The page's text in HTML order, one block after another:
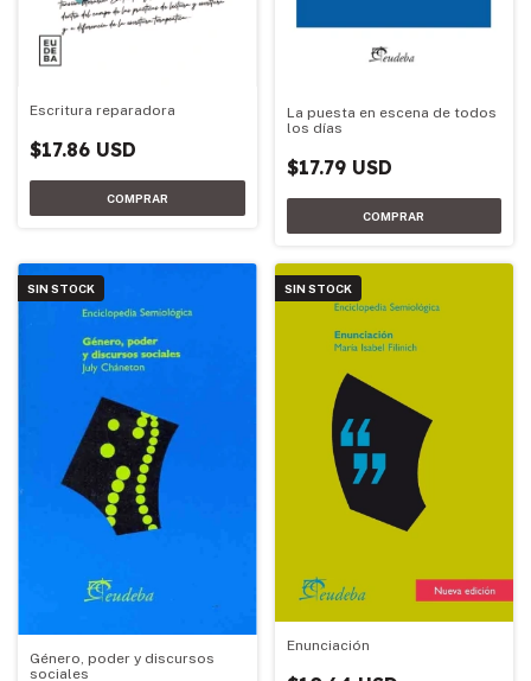
Escritura reparadora
$17.86 USD
La puesta en escena de todos
los días
$17.79 USD
SIN STOCK
Género, poder y discursos
sociales
SIN STOCK
Enunciación